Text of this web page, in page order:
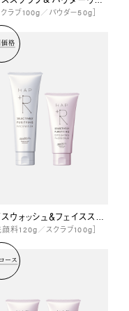
クラブ100g／パウダー50g］
フェイスウォッシュ＆フェイススクラブセット
顔料120g／スクラブ100g］
価格
ース